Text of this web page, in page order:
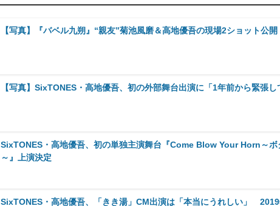
【写真】『バベル九朔』“親友”菊池風磨＆高地優吾の現場2ショット公開
【写真】SixTONES・高地優吾、初の外部舞台出演に「1年前から緊張し
SixTONES・高地優吾、初の単独主演舞台『Come Blow Your Horn～ボ
～』上演決定
SixTONES・高地優吾、「きき湯」CM出演は「本当にうれしい」